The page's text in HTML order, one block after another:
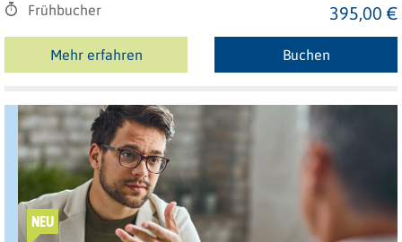
Frühbucher
395,00 €
Mehr erfahren Buchen
NEU